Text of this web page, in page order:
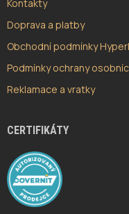
Kontakty
Doprava a platby
Obchodní podmínky
Podmínky ochrany
Reklamace a vratky
CERTIFIKÁTY